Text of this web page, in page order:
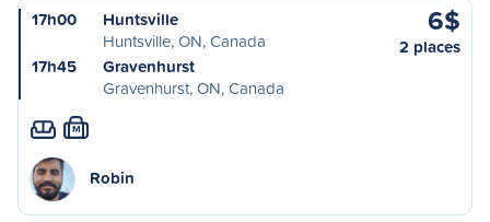
17h00
Huntsville
Huntsville, ON, Canada
17h45
Gravenhurst
Gravenhurst, ON, Canada
6$
2 places
M
Robin